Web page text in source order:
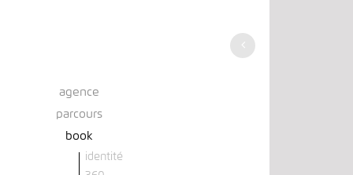
agence
parcours
book
identité